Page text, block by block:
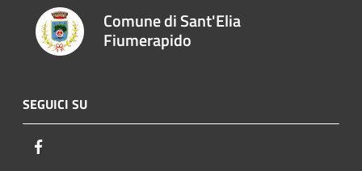
Comune di Sant'Elia
Fiumerapido
SEGUICI SU